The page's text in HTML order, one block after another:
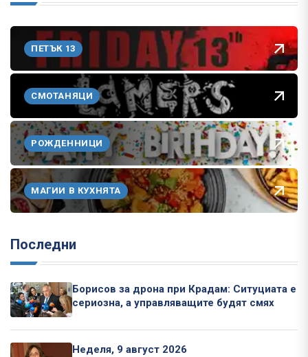
ПЕТЪК 13
СМОТАНЯЦИ
РОЖДЕННИЦИ
МАГИИ В КУХНЯТА
Последни
Борисов за дрона при Крадам: Ситуциата е
сериозна, а управляващите будят смях
Неделя, 9 август 2026